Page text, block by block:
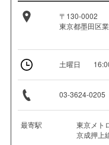
〒130-0002
東京都墨田区
土曜日
03-3624-0205
最寄駅
東京メト
京成押上